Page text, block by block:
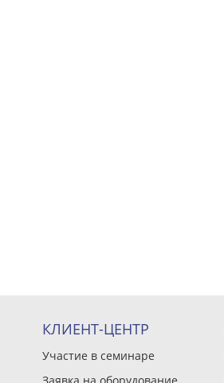
КЛИЕНТ-ЦЕНТР
Участие в семинаре